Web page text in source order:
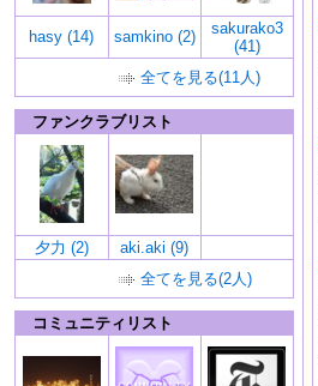
hasy (14) samkino (2)
sakurako3
(41)
全てを見る(11人)
ファンクラブリスト
夕力 (2)
aki.aki (9)
全てを見る(2人)
コミュニティリスト